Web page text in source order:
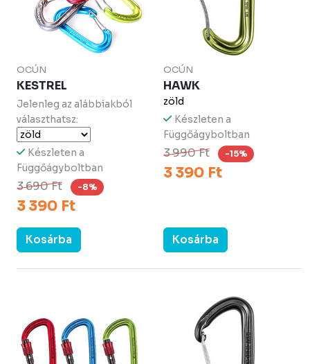
OCÚN
KESTREL
Jelenleg az alábbiakból
választhatsz:
Készleten a
Függőágyboltban
3 690 Ft -8%
3 390 Ft
Kosárba
OCÚN
HAWK
zöld
Készleten a
Függőágyboltban
3 990 Ft -15%
3 390 Ft
Kosárba